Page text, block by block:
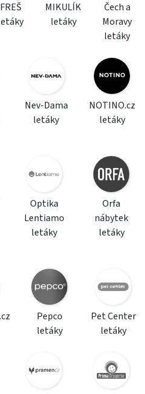
FREŠ
MIKULÍK
letáky
Čech a
Moravy
letáky
Nev-Dama
letáky
NOTINO.cz
letáky
Optika
Lentiamo
letáky
Orfa
nábytek
letáky
Pepco
letáky
Pet Center
letáky